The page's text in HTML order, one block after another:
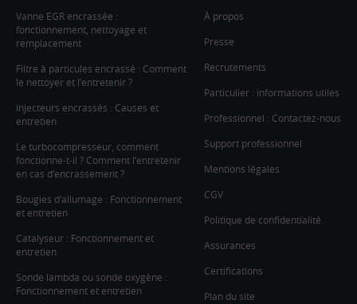
Vanne EGR encrassée :
fonctionnement, nettoyage et
remplacement
Filtre à particules encrassé : Comment
le nettoyer et l’entretenir ?
Injecteurs encrassés : Causes et
entretien
Le turbocompresseur, comment
fonctionne-t-il ? Comment l’entretenir
en cas d’encrassement ?
Bougies d’allumage : Fonctionnement
et entretien
Catalyseur : Fonctionnement et
entretien
Sonde lambda ou sonde oxygène :
Fonctionnement et entretien
À propos
Presse
Recrutements
Particulier : informations utiles
Professionnel : Contactez-nous
Support professionnel
Mentions légales
CGV
Politique de confidentialité
Assurances
Certifications
Plan du site